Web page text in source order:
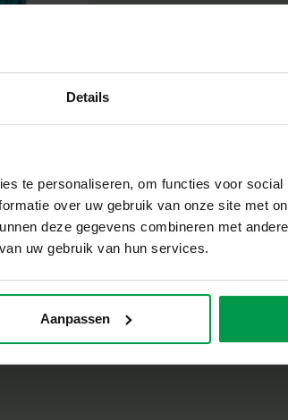
Details
te personaliseren, om functies voor social
over uw gebruik van onze site met
deze gegevens combineren met
uw gebruik van hun services.
Aanpassen
geproduceerd en getest in de
veiligheidsnormen.
kinderen trots kunnen zijn op
Breng Slime – Blauw glitter in
Of je nu aan het knutselen,